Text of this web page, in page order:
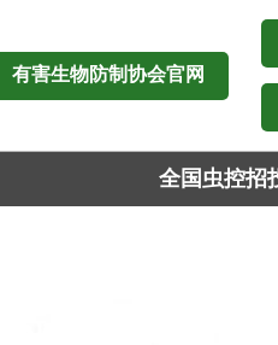
有害生物防制协会官网
全国虫控招